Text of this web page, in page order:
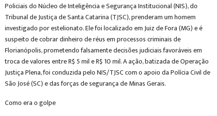
Policiais do Núcleo de Inteligência e Segurança Institucional (NIS), do
Tribunal de Justiça de Santa Catarina (TJSC), prenderam um homem
investigado por estelionato. Ele foi localizado em Juiz de Fora (MG) e é
suspeito de cobrar dinheiro de réus em processos criminais de
Florianópolis, prometendo falsamente decisões judiciais favoráveis em
troca de valores entre R$ 5 mil e R$ 10 mil. A ação, batizada de Operação
Justiça Plena, foi conduzida pelo NIS/TJSC com o apoio da Polícia Civil de
São José (SC) e das forças de segurança de Minas Gerais.
Como era o golpe